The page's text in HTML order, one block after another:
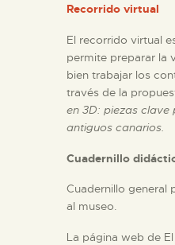
ESPAÑOL
Recorrido virtual
El recorrido virtual
permite preparar la
bien trabajar los
través de la
en 3D: piezas
antiguos canarios.
Cuadernillo
Cuadernillo general
al museo.
La página web de